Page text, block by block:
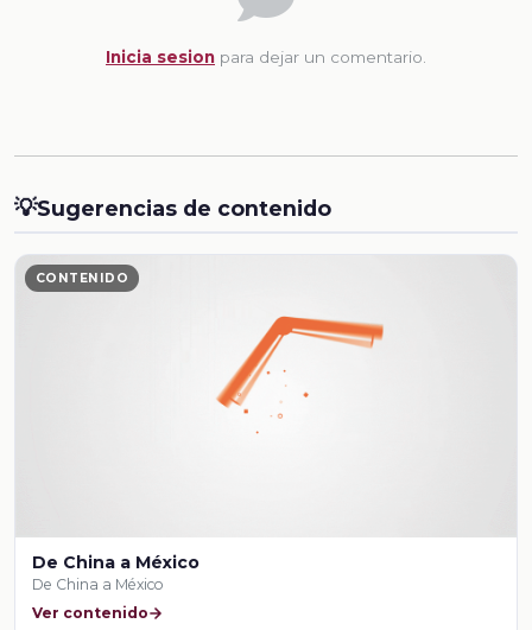
Inicia sesion para dejar un comentario.
💡Sugerencias de contenido
CONTENIDO
De China a México
De China a México
Ver contenido